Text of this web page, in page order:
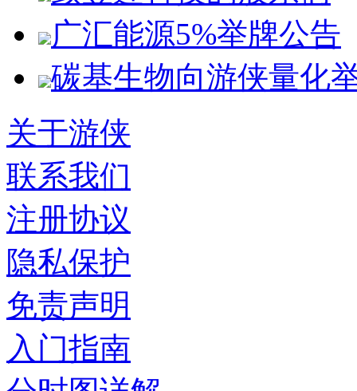
广汇能源5%举牌公告
碳基生物向游侠量化
关于游侠
联系我们
注册协议
隐私保护
免责声明
入门指南